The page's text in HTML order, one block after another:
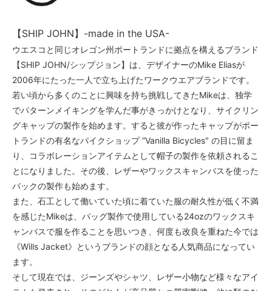
【SHIP JOHN】-made in the USA-
ウエスコと同じオレゴン州ポートランドに拠点を構えるブランド
【SHIP JOHN/シップジョン】は、デザイナーのMike Eliasが
2006年にたった一人で立ち上げたワークウエアブランドです。
若い頃から多くのことに興味を持ち挑戦してきたMikeは、独学
でパターンメイキングを学んだ事がきっかけとなり、サイクリン
グキャップの製作を始めます。すると彼が作ったキャップがポー
トランドの有名なバイクショップ ”Vanilla Bicycles" の目に留ま
り、コラボレーションアイテムとして帽子の製作を依頼されるこ
とになりました。その後、レザーやワックスキャンバスを使った
バックの製作も始めます。
また、石工として働いていた頃に着ていた服の耐久性が低く不満
を感じたMikeは、バッグ製作で使用している24ozのワックスキ
ャンバスで服を作ることを思いつき、何度も改良を重ねた今では
《Wills Jacket》というブランドの顔となる人気商品になってい
ます。
そして現在では、ジーンズやシャツ、レザー小物など様々なアイ